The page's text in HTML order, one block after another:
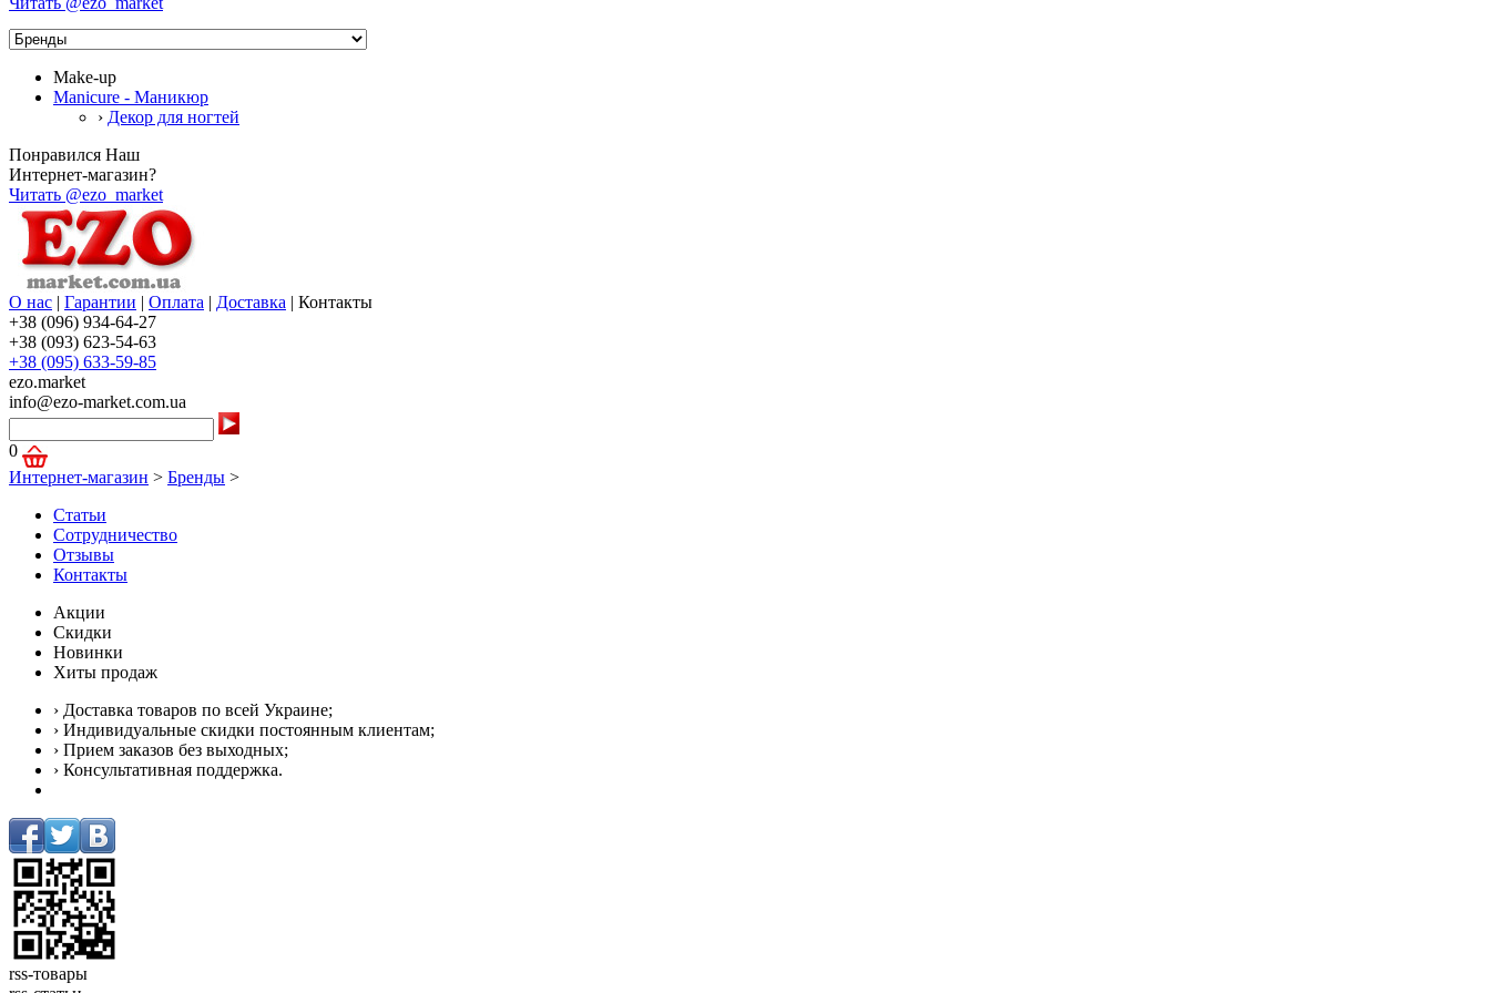
Make-up
Manicure - Маникюр
› Декор для ногтей
Понравился Наш
Интернет-магазин?
Читать @ezo_market
О нас | Гарантии | Оплата | Доставка | Контакты
+38 (096) 934-64-27
+38 (093) 623-54-63
+38 (095) 633-59-85
ezo.market
info@ezo-market.com.ua
0
Интернет-магазин > Бренды >
Статьи
Сотрудничество
Отзывы
Контакты
Акции
Скидки
Новинки
Хиты продаж
› Доставка товаров по всей Украине;
› Индивидуальные скидки постоянным клиентам;
› Прием заказов без выходных;
› Консультативная поддержка.
rss-товары